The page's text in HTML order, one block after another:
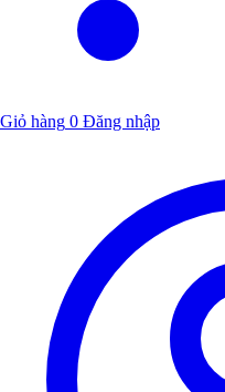
Giỏ hàng 0 Đăng nhập